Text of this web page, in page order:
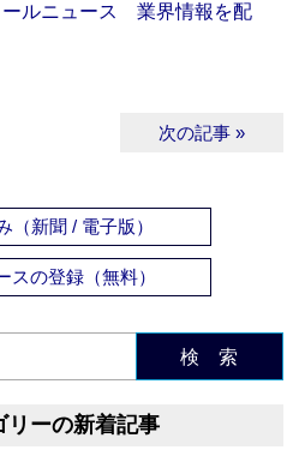
ルニュース 業界情報を配
次の記事 »
（新聞 / 電子版）
スの登録（無料）
検 索
リーの新着記事